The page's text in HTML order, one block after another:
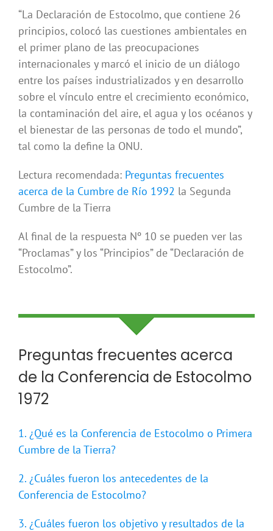
“La Declaración de Estocolmo, que contiene 26
principios, colocó las cuestiones ambientales en
el primer plano de las preocupaciones
internacionales y marcó el inicio de un diálogo
entre los países industrializados y en desarrollo
sobre el vínculo entre el crecimiento económico,
la contaminación del aire, el agua y los océanos y
el bienestar de las personas de todo el mundo”,
tal como la define la ONU.
Lectura recomendada: Preguntas frecuentes
acerca de la Cumbre de Río 1992 la Segunda
Cumbre de la Tierra
Al final de la respuesta Nº 10 se pueden ver las
“Proclamas” y los “Principios” de “Declaración de
Estocolmo”.
Preguntas frecuentes acerca
de la Conferencia de Estocolmo
1972
1. ¿Qué es la Conferencia de Estocolmo o Primera
Cumbre de la Tierra?
2. ¿Cuáles fueron los antecedentes de la
Conferencia de Estocolmo?
3. ¿Cuáles fueron los objetivo y resultados de la